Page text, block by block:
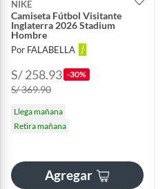
NIKE
Camiseta Fútbol Visitante
Inglaterra 2026 Stadium
Hombre
Por FALABELLA
S/ 258.93 -30%
S/ 369.90
Llega mañana
Retira mañana
Agregar